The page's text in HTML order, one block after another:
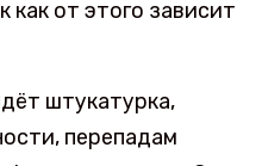
как от этого зависит
штукатурка,
перепадам